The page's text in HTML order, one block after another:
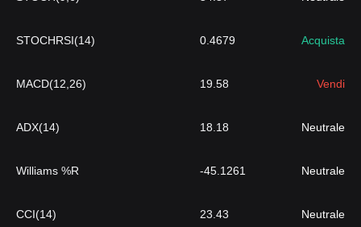
STOCHRSI(14) 0.4679 Acquista
MACD(12,26) 19.58 Vendi
ADX(14) 18.18 Neutrale
Williams %R -45.1261 Neutrale
CCI(14) 23.43 Neutrale